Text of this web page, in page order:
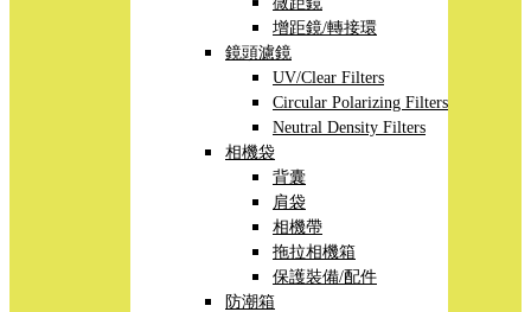
增距鏡/轉接環
鏡頭濾鏡
UV/Clear Filters
Circular Polarizing Filters
Neutral Density Filters
相機袋
背囊
肩袋
相機帶
拖拉相機箱
保護裝備/配件
防潮箱